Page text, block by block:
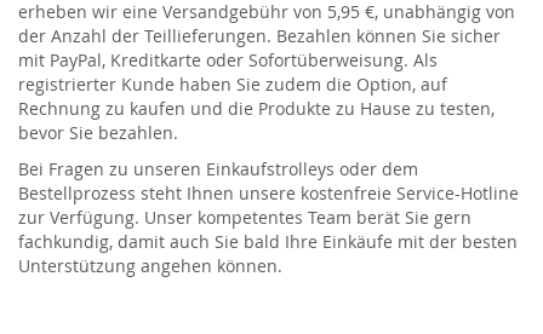
erheben wir eine Versandgebühr von 5,95 €, unabhängig von
der Anzahl der Teillieferungen. Bezahlen können Sie sicher
mit PayPal, Kreditkarte oder Sofortüberweisung. Als
registrierter Kunde haben Sie zudem die Option, auf
Rechnung zu kaufen und die Produkte zu Hause zu testen,
bevor Sie bezahlen.
Bei Fragen zu unseren Einkaufstrolleys oder dem
Bestellprozess steht Ihnen unsere kostenfreie Service-Hotline
zur Verfügung. Unser kompetentes Team berät Sie gern
fachkundig, damit auch Sie bald Ihre Einkäufe mit der besten
Unterstützung angehen können.